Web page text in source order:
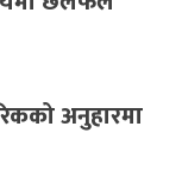
अनुहारमा